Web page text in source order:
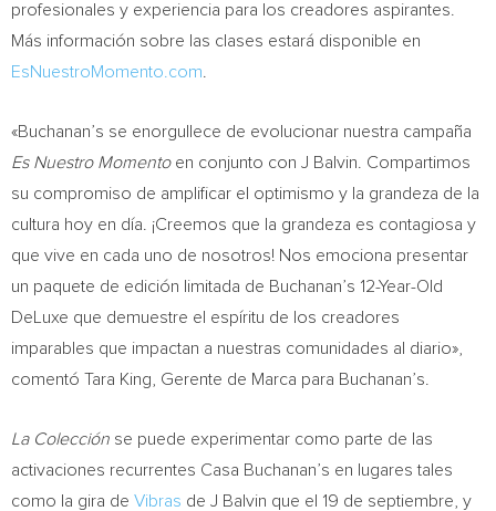
profesionales y experiencia para los creadores aspirantes.
Más información sobre las clases estará disponible en
EsNuestroMomento.com
«Buchanan’s se enorgullece de evolucionar nuestra campaña
Es Nuestro Momento en conjunto con J Balvin. Compartimos
su compromiso de amplificar el optimismo y la grandeza de la
cultura hoy en día. ¡Creemos que la grandeza es contagiosa y
que vive en cada uno de nosotros! Nos emociona presentar
un paquete de edición limitada de Buchanan’s 12-Year-Old
DeLuxe que demuestre el espíritu de los creadores
imparables que impactan a nuestras comunidades al diario»,
comentó Tara King , Gerente de Marca para Buchanan’s.
La Colección se puede experimentar como parte de las
activaciones recurrentes Casa Buchanan’s en lugares tales
como la gira de Vibras de J Balvin que el 19 de septiembre, y